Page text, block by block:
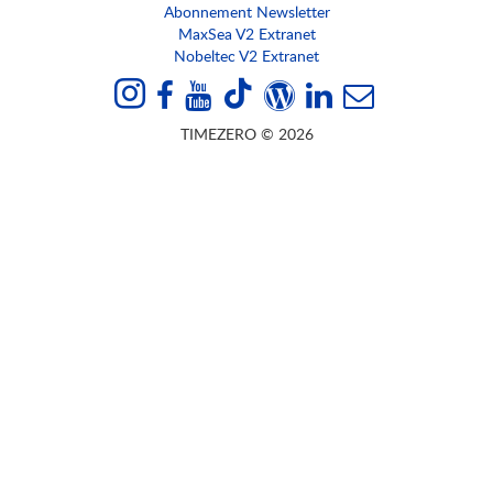
Abonnement Newsletter
MaxSea V2 Extranet
Nobeltec V2 Extranet
TIMEZERO © 2026